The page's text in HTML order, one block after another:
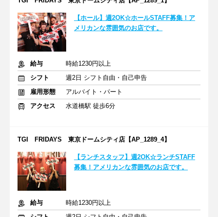
【ホール】週2OK☆ホールSTAFF募集！ア
メリカンな雰囲気のお店です。
給与
時給1230円以上
シフト
週2日 シフト自由・自己申告
雇用形態
アルバイト・パート
アクセス
水道橋駅 徒歩6分
TGI FRIDAYS 東京ドームシティ店【AP_1289_4】
【ランチスタッフ】週2OK☆ランチSTAFF
募集！アメリカンな雰囲気のお店です。
給与
時給1230円以上